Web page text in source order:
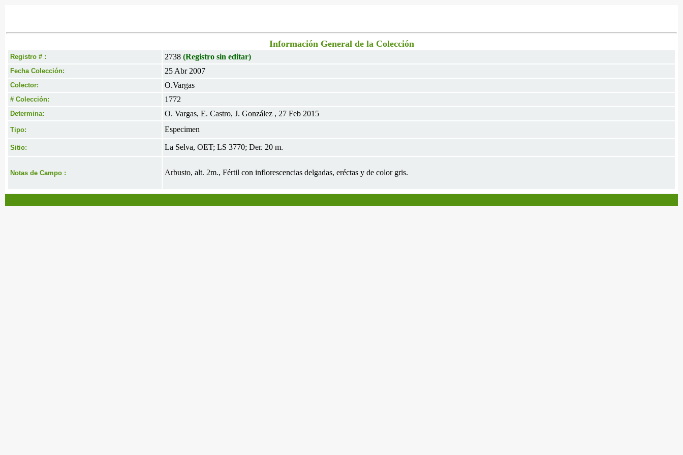
Información General de la Colección
Registro # : 2738 (Registro sin editar)
Fecha Colección: 25 Abr 2007
Colector: O.Vargas
# Colección: 1772
Determina: O. Vargas, E. Castro, J. González , 27 Feb 2015
Tipo: Especimen
Sitio: La Selva, OET; LS 3770; Der. 20 m.
Notas de Campo : Arbusto, alt. 2m., Fértil con inflorescencias delgadas, eréctas y de color gris.